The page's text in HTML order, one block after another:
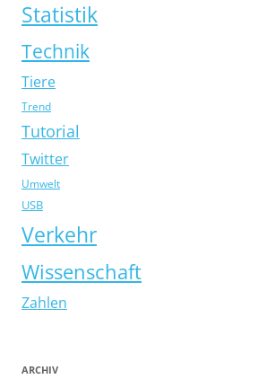
Statistik
Technik
Tiere
Trend
Tutorial
Twitter
Umwelt
USB
Verkehr
Wissenschaft
Zahlen
ARCHIV